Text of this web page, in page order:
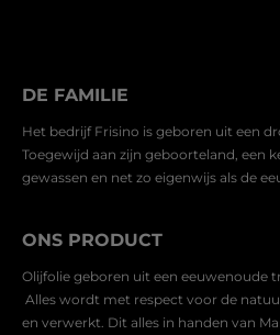
DE FAMILIE
Het bedrijf Frisino is geboren uit een
Toegewijd aan zijn geboorteland, een
gewassen en net zo eigenwijs als de
ONS PRODUCT
Olijfolie geboren uit een eeuwenoude
Alles wordt met respect voor de
en verwerkt. Dit alles in handen van